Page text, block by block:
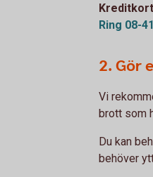
Kreditkort
Ring 08-
2. Gör
Vi
brott som
Du kan
behöver